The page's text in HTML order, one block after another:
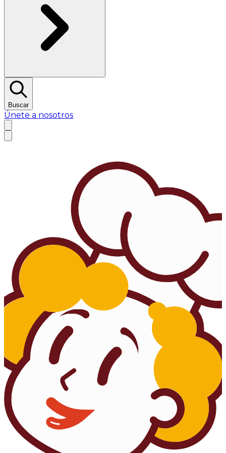
Buscar
Únete a nosotros